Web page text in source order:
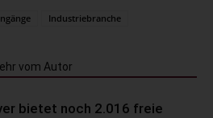
Industriebranche
vom Autor
bietet noch 2.016 freie